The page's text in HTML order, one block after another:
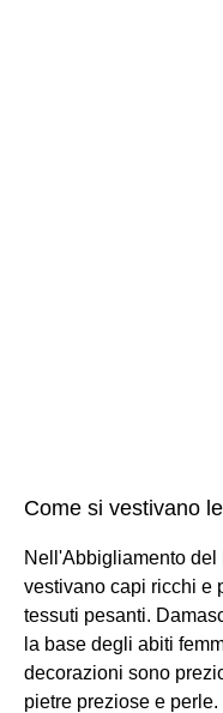
Come si vestivano
Nell'Abbigliamento
vestivano capi ricchi e
tessuti pesanti.
la base degli abiti
decorazioni sono
pietre preziose e perle.